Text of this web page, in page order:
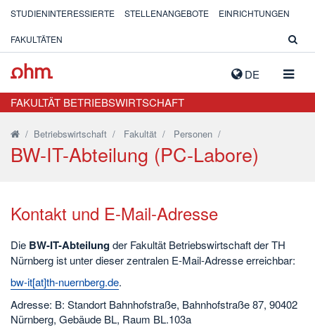
DE
STUDIENINTERESSIERTE STELLENANGEBOTE EINRICHTUNGEN
FAKULTÄTEN
FAKULTÄT BETRIEBSWIRTSCHAFT
/ Betriebswirtschaft / Fakultät / Personen /
BW-IT-Abteilung (PC-Labore)
Kontakt und E-Mail-Adresse
Die BW-IT-Abteilungder Fakultät Betriebswirtschaft der TH
Nürnberg ist unter dieser zentralen E-Mail-Adresse erreichbar:
bw-it[at]th-nuernberg.de.
Adresse: B: Standort Bahnhofstraße, Bahnhofstraße 87, 90402
Nürnberg, Gebäude BL, Raum BL.103a